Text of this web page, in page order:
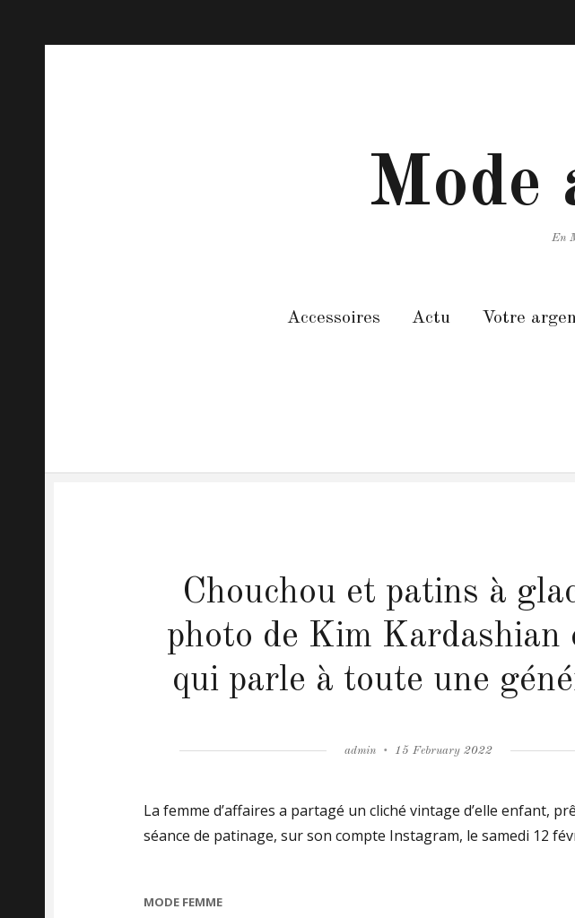
Mode
En
Accessoires Actu Votre
Chouchou et patins à
photo de Kim Kardashian
qui parle à toute une
Author
admin
Posted
15 February 2022
La femme d’affaires a partagé un cliché vintage d’elle enfant,
séance de patinage, sur son compte Instagram, le samedi 12
CATEGORIES
MODE FEMME